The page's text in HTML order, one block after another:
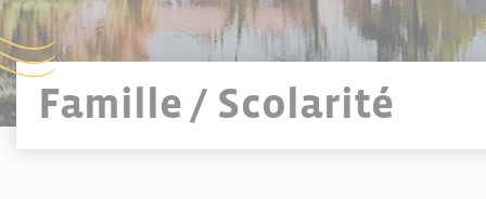
Famille / Scolarité